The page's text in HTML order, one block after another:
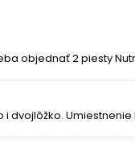
v miestnosti. Kovanie